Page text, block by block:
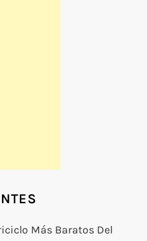
Más Baratos Del